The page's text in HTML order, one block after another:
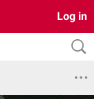
Log in